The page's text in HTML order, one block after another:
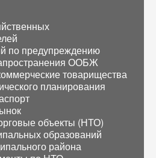
по предупреждению
ООБЖ
товарищества
планирования
объекты (НТО)
образований
района